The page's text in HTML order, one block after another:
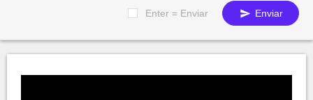
Enter = Enviar Enviar